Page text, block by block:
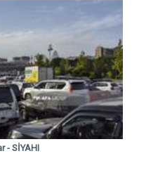
- SİYAHI